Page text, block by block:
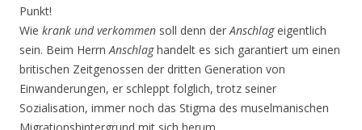
Punkt!
Wie krank und verkommen soll denn der Anschlageigentlich
sein. Beim Herrn Anschlaghandelt es sich garantiert um einen
britischen Zeitgenossen der dritten Generation von
Einwanderungen, er schleppt folglich, trotz seiner
Sozialisation, immer noch das Stigma des muselmanischen